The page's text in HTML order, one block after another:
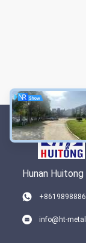
Hunan
info@ht-